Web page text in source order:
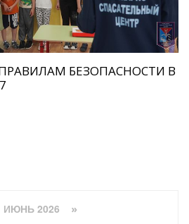
БЕЗОПАСНОСТИ В
ИЮНЬ 2026 »